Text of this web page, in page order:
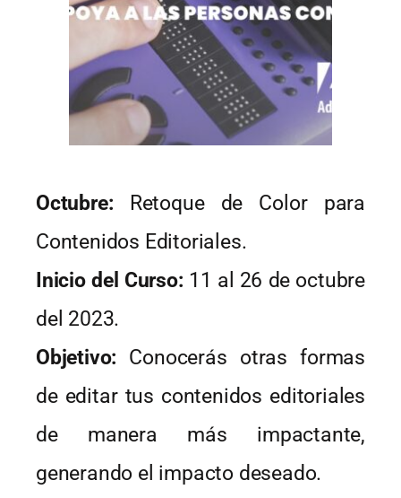
Octubre: Retoque de Color para
Contenidos Editoriales.
Inicio del Curso: 11 al 26 de octubre
del 2023.
Objetivo: Conocerás otras formas
de editar tus contenidos editoriales
de manera más impactante,
generando el impacto deseado.